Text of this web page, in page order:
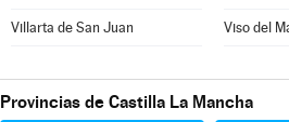
Villarta de San Juan Viso del
Provincias de Castilla La Mancha